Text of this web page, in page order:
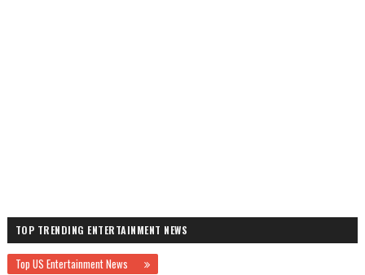
TOP TRENDING ENTERTAINMENT NEWS
Top US Entertainment News